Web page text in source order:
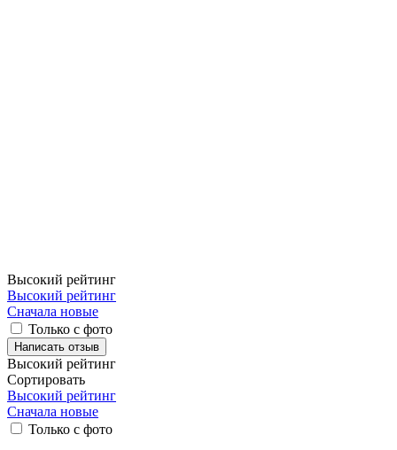
Высокий рейтинг
Высокий рейтинг
Сначала новые
Только с фото
Написать отзыв
Высокий рейтинг
Сортировать
Высокий рейтинг
Сначала новые
Только с фото